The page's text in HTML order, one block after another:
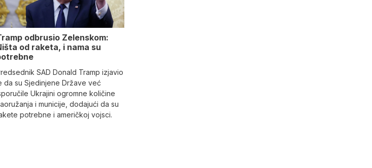
odbrusio Zelenskom:
od raketa, i nama su
SAD Donald Tramp izjavio
da su Sjedinjene Države već
Ukrajini ogromne količine
i municije, dodajući da su
potrebne i američkoj vojsci.